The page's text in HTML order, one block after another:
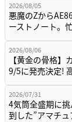
2026/08/05
悪魔のZから
ーストノート。
2026/08/06
【黄金の骨格
9/5に発売決定!
2026/07/31
4気筒全盛期に
到した”アマチ